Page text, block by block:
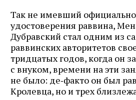
Так не имевший
удостоверения раввина,
Дубравский стал одним из
раввинских авторитетов
тридцатых годов, когда он
с внуком, времени на эти
не было: де‑факто он был
Кролевца, но и трех